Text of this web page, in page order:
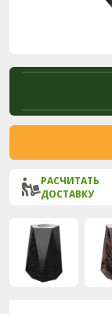
РАСЧИТАТЬ
ДОСТАВКУ